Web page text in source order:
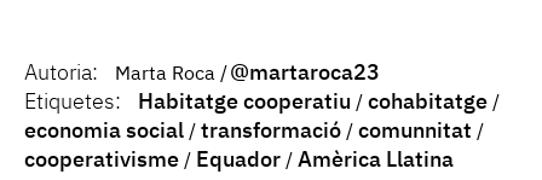
Autoria: Marta Roca
@martaroca23
Etiquetes:
Habitatge cooperatiu
cohabitatge
economia social
transformació
comunnitat
cooperativisme
Equador Amèrica Llatina